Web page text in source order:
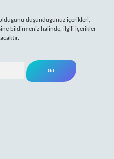
düşündüğünüz içerikleri,
bildirmeniz halinde, ilgili içerikler